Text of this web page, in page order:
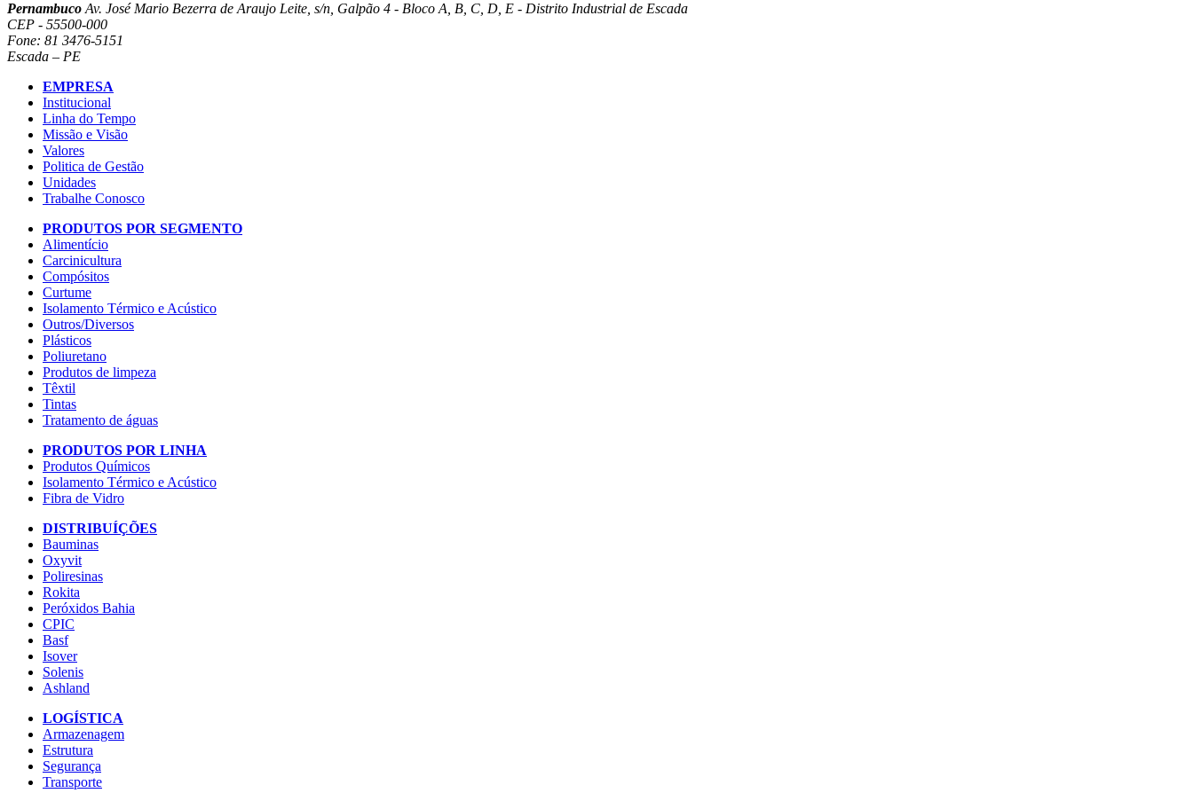
Pernambuco Av. José Mario Bezerra de Araujo Leite, s/n, Galpão 4 - Bloco A, B, C, D, E - Distrito Industrial de Escada
CEP - 55500-000
Fone: 81 3476-5151
Escada – PE
EMPRESA
Institucional
Linha do Tempo
Missão e Visão
Valores
Politica de Gestão
Unidades
Trabalhe Conosco
PRODUTOS POR SEGMENTO
Alimentício
Carcinicultura
Compósitos
Curtume
Isolamento Térmico e Acústico
Outros/Diversos
Plásticos
Poliuretano
Produtos de limpeza
Têxtil
Tintas
Tratamento de águas
PRODUTOS POR LINHA
Produtos Químicos
Isolamento Térmico e Acústico
Fibra de Vidro
DISTRIBUÍÇÕES
Bauminas
Oxyvit
Poliresinas
Rokita
Peróxidos Bahia
CPIC
Basf
Isover
Solenis
Ashland
LOGÍSTICA
Armazenagem
Estrutura
Segurança
Transporte